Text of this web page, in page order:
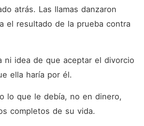
atrás. Las llamas danzaron
el resultado de la prueba contra
ni idea de que aceptar el divorcio
ella haría por él.
lo que le debía, no en dinero,
completos de su vida.